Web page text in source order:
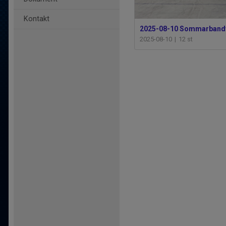
Kontakt
2025-08-10
2025-08-10 | 12 st